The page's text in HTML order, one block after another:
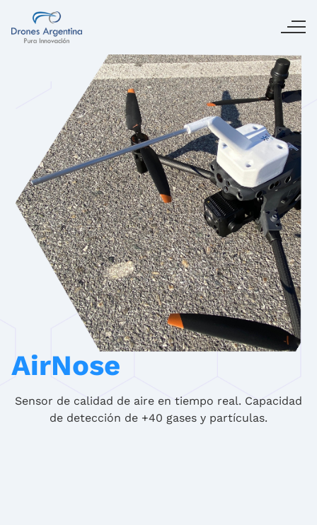
AirNose
Sensor de calidad de aire en tiempo real. Capacidad
de detección de +40 gases y partículas.